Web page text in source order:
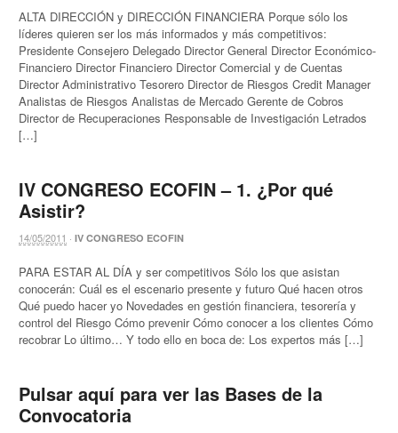
ALTA DIRECCIÓN y DIRECCIÓN FINANCIERA Porque sólo los
líderes quieren ser los más informados y más competitivos:
Presidente Consejero Delegado Director General Director Económico-
Financiero Director Financiero Director Comercial y de Cuentas
Director Administrativo Tesorero Director de Riesgos Credit Manager
Analistas de Riesgos Analistas de Mercado Gerente de Cobros
Director de Recuperaciones Responsable de Investigación Letrados
[…]
IV CONGRESO ECOFIN – 1. ¿Por qué
Asistir?
14/05/2011 ·IV CONGRESO ECOFIN
PARA ESTAR AL DÍA y ser competitivos Sólo los que asistan
conocerán: Cuál es el escenario presente y futuro Qué hacen otros
Qué puedo hacer yo Novedades en gestión financiera, tesorería y
control del Riesgo Cómo prevenir Cómo conocer a los clientes Cómo
recobrar Lo último… Y todo ello en boca de: Los expertos más […]
Pulsar aquí para ver las Bases de la
Convocatoria